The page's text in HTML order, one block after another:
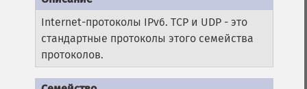
Internet-протоколы IPv6. TCP и UDP - это
стандартные протоколы этого семейства
протоколов.